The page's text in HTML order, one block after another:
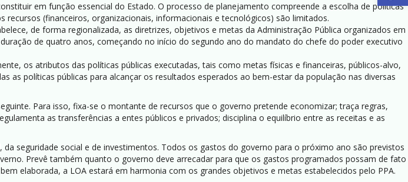
em função essencial do Estado. O processo de planejamento compreende a escolha de políticas
(financeiros, organizacionais, informacionais e tecnológicos) são limitados.
de forma regionalizada, as diretrizes, objetivos e metas da Administração Pública organizados em
de quatro anos, começando no início do segundo ano do mandato do chefe do poder executivo
os atributos das políticas públicas executadas, tais como metas físicas e financeiras, públicos-alvo,
políticas públicas para alcançar os resultados esperados ao bem-estar da população nas diversas
Para isso, fixa-se o montante de recursos que o governo pretende economizar; traça regras,
as transferências a entes públicos e privados; disciplina o equilíbrio entre as receitas e as
seguridade social e de investimentos. Todos os gastos do governo para o próximo ano são previstos
Prevê também quanto o governo deve arrecadar para que os gastos programados possam de fato
elaborada, a LOA estará em harmonia com os grandes objetivos e metas estabelecidos pelo PPA.